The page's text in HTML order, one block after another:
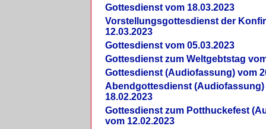
Gottesdienst vom 18.03.2023
Vorstellungsgottesdienst der
12.03.2023
Gottesdienst vom 05.03.2023
Gottesdienst zum Weltgebtstag
Gottesdienst (Audiofassung) vom
Abendgottesdienst (Audiofassung)
18.02.2023
Gottesdienst zum Potthuckefest
vom 12.02.2023